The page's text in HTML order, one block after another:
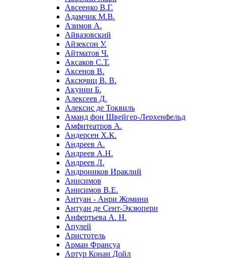
Авсеенко В.Г.
Адамчик М.В.
Азимов А.
Айвазовский
Айзексон У.
Айтматов Ч.
Аксаков С.Т.
Аксенов В.
Аксючиц В. В.
Акунин Б.
Алексеев Д.
Алексис де Токвиль
Аманд фон Швейгер-Лерхенфельд
Амфитеатров А.
Андерсен Х.К.
Андреев А.
Андреев А.Н.
Андреев Л.
Андроников Ираклий
Анисимов
Анисимов В.Е.
Антуан - Анри Жомини
Антуан де Сент-Экзюпери
Анфертьева А. Н.
Апулей
Аристотель
Арман Франсуа
Артур Конан Дойл